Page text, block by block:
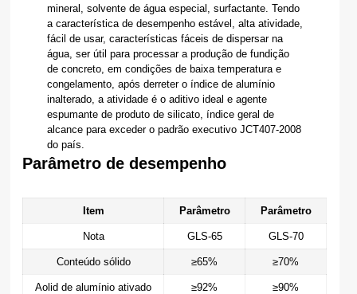
mineral, solvente de água especial, surfactante. Tendo
a característica de desempenho estável, alta atividade,
fácil de usar, características fáceis de dispersar na
água, ser útil para processar a produção de fundição
de concreto, em condições de baixa temperatura e
congelamento, após derreter o índice de alumínio
inalterado, a atividade é o aditivo ideal e agente
espumante de produto de silicato, índice geral de
alcance para exceder o padrão executivo JCT407-2008
do país.
Parâmetro de desempenho
Item Parâmetro Parâmetro
Nota GLS-65 GLS-70
Conteúdo sólido ≥65% ≥70%
Aolid de alumínio ativado ≥92% ≥90%